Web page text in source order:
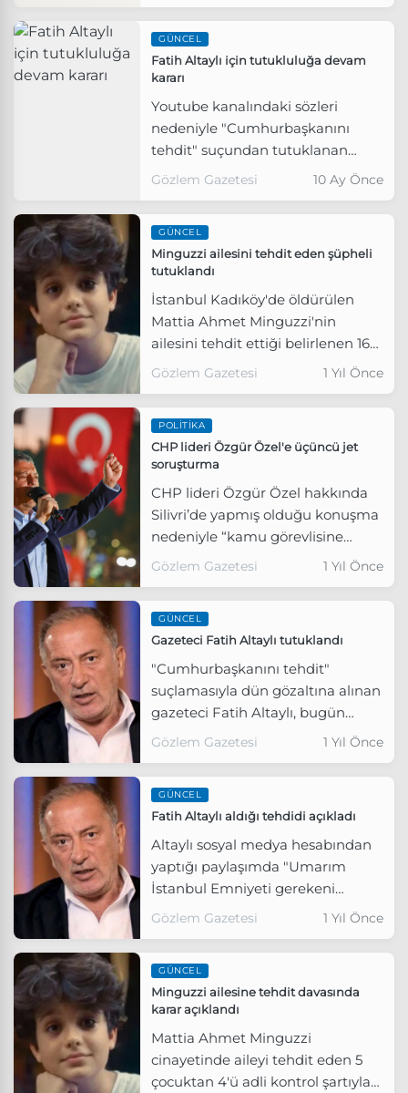
GÜNCEL
Fatih Altaylı için tutukluluğa devam
kararı
Youtube kanalındaki sözleri
nedeniyle "Cumhurbaşkanını
tehdit" suçundan tutuklanan
Gazeteci Fatih Altaylı hakim
Gözlem Gazetesi 10 Ay Önce
GÜNCEL
Minguzzi ailesini tehdit eden şüpheli
tutuklandı
İstanbul Kadıköy'de öldürülen
Mattia Ahmet Minguzzi'nin
ailesini tehdit ettiği belirlenen 16
yaşındaki şüpheli tutuklandı.
Gözlem Gazetesi 1 Yıl Önce
POLITIKA
CHP lideri Özgür Özel'e üçüncü jet
soruşturma
CHP lideri Özgür Özel hakkında
Silivri’de yapmış olduğu konuşma
nedeniyle “kamu görevlisine
hakaret” ve “tehdit” suçlarından
Gözlem Gazetesi 1 Yıl Önce
GÜNCEL
Gazeteci Fatih Altaylı tutuklandı
"Cumhurbaşkanını tehdit"
suçlamasıyla dün gözaltına alınan
gazeteci Fatih Altaylı, bugün
çıkarıldığı hakimlikçe tutuklandı.
Gözlem Gazetesi 1 Yıl Önce
GÜNCEL
Fatih Altaylı aldığı tehdidi açıkladı
Altaylı sosyal medya hesabından
yaptığı paylaşımda "Umarım
İstanbul Emniyeti gerekeni
yapacaktır. Çünkü bu açık bir
Gözlem Gazetesi 1 Yıl Önce
GÜNCEL
Minguzzi ailesine tehdit davasında
karar açıklandı
Mattia Ahmet Minguzzi
cinayetinde aileyi tehdit eden 5
çocuktan 4'ü adli kontrol şartıyla